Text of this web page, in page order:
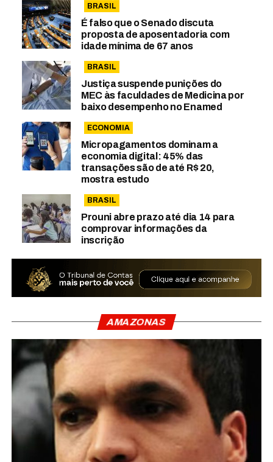
BRASIL
É falso que o Senado discuta
proposta de aposentadoria com
idade mínima de 67 anos
BRASIL
Justiça suspende punições do
MEC às faculdades de Medicina por
baixo desempenho no Enamed
ECONOMIA
Micropagamentos dominam a
economia digital: 45% das
transações são de até R$ 20,
mostra estudo
BRASIL
Prouni abre prazo até dia 14 para
comprovar informações da
inscrição
AMAZONAS